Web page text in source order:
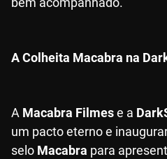
A Colheita Macabra na
A Macabra Filmese a
um pacto eterno e
selo Macabra para